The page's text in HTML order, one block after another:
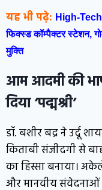
यह भी पढ़े: High-
फिक्स्ड कॉम्पैक्टर स्टेशन,
मुक्ति
आम आदमी की
दिया ‘पद्मश्री’
डॉ. बशीर बद्र ने उर्दू
किताबी संजीदगी से
का हिस्सा बनाया।
और मानवीय